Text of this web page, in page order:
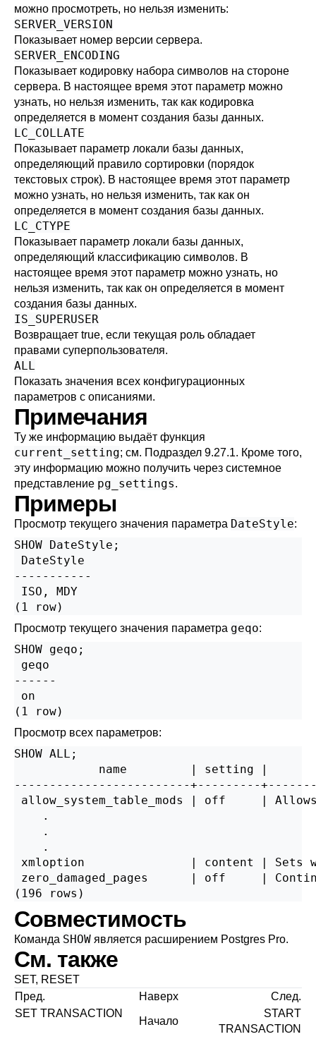
можно просмотреть, но нельзя изменить:
SERVER_VERSION
Показывает номер версии сервера.
SERVER_ENCODING
Показывает кодировку набора символов на стороне
сервера. В настоящее время этот параметр можно
узнать, но нельзя изменить, так как кодировка
определяется в момент создания базы данных.
LC_COLLATE
Показывает параметр локали базы данных,
определяющий правило сортировки (порядок
текстовых строк). В настоящее время этот параметр
можно узнать, но нельзя изменить, так как он
определяется в момент создания базы данных.
LC_CTYPE
Показывает параметр локали базы данных,
определяющий классификацию символов. В
настоящее время этот параметр можно узнать, но
нельзя изменить, так как он определяется в момент
создания базы данных.
IS_SUPERUSER
Возвращает true, если текущая роль обладает
правами суперпользователя.
ALL
Показать значения всех конфигурационных
параметров с описаниями.
Примечания
Ту же информацию выдаёт функция
current_setting; см. Подраздел 9.27.1. Кроме того,
эту информацию можно получить через системное
представление pg_settings.
Примеры
Просмотр текущего значения параметра DateStyle:
SHOW DateStyle;
DateStyle
-----------
ISO, MDY
(1 row)
Просмотр текущего значения параметра geqo:
SHOW geqo;
geqo
------
on
(1 row)
Просмотр всех параметров:
SHOW ALL;
name
-------------------------+---------
allow_system_table_mods | off     |
    .
    .
    .
xmloption               | content | Sets
zero_damaged_pages      | off     |
(196 rows)
Совместимость
Команда SHOW является расширением Postgres Pro.
См. также
SET, RESET
Пред.
Наверх
След.
SET TRANSACTION
Начало
START
TRANSACTION